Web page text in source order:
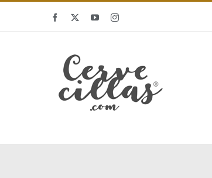
Facebook YouTubeInstagram